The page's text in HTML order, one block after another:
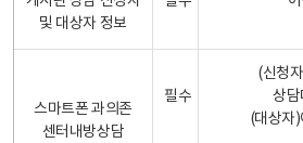
및 대상자 정보
스마트폰 과의존
센터내방상담
필수
(신청
상담
(대상자